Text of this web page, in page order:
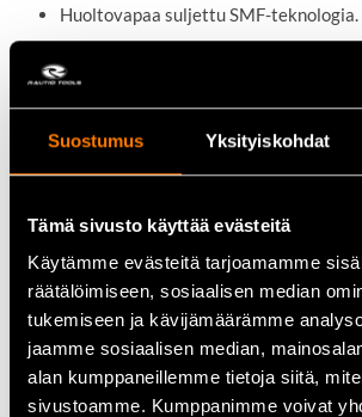
Suostumus Yksityiskohdat
Tämä sivusto käyttää evästeitä
Käytämme evästeitä tarjoamamme
räätälöimiseen, sosiaalisen median
tukemiseen ja kävijämäärämme
jaamme sosiaalisen median,
alan kumppaneillemme tietoja siitä,
sivustoamme. Kumppanimme voivat
Huoltovapaa suljettu SMF-teknologia.
Tekniset tiedot
Kapasiteetti (20 h): 76 Ah
Kylmäkäynnistysvirta (CCA):680 A
Mitat (P x L x K):278 mm x 175 mm x
Paino:19 kg
Käyttökohteet
Yuasa YBX3086 soveltuu erinomaisesti
koneisiin, jotka vaativat tehokkaan ja
Yhteensopiva esimerkiksi seuraavien